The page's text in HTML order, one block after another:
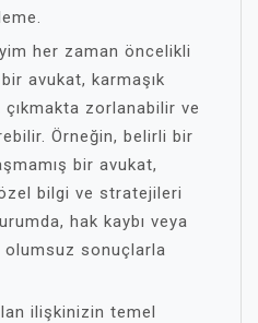
her zaman öncelikli
avukat, karmaşık
zorlanabilir ve
Örneğin, belirli bir
bir avukat,
bilgi ve stratejileri
hak kaybı veya
olumsuz sonuçlarla
ilişkinizin temel